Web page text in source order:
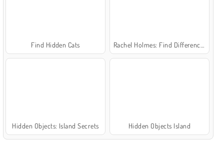
Find Hidden Cats
Hidden Objects: Island Secrets Hidden Objects Island